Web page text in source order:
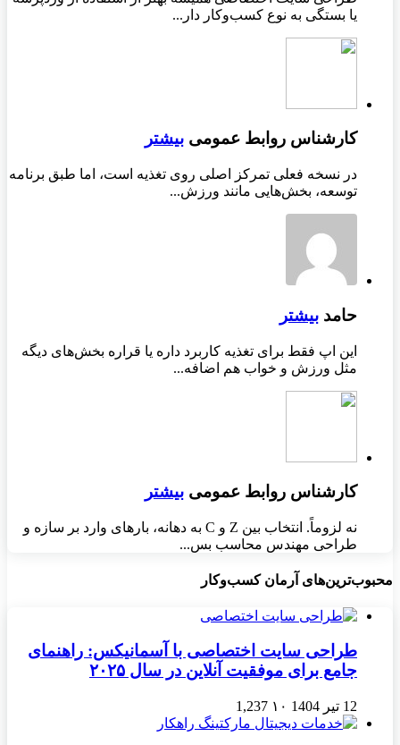
یا بستگی به نوع کسب‌وکار دار...
کارشناس روابط عمومی بیشتر
در نسخه فعلی تمرکز اصلی روی تغذیه است، اما طبق برنامه
توسعه، بخش‌هایی مانند ورزش...
حامد بیشتر
این اپ فقط برای تغذیه کاربرد داره یا قراره بخش‌های دیگه
مثل ورزش و خواب هم اضافه...
کارشناس روابط عمومی بیشتر
نه لزوماً. انتخاب بین Z و C به دهانه، بارهای وارد بر سازه و
طراحی مهندس محاسب بس...
محبوب‌ترین‌های آرمان کسب‌وکار
طراحی سایت اختصاصی با آسمانیکس: راهنمای
جامع برای موفقیت آنلاین در سال ۲۰۲۵
12 تیر 1404 ۱۰ 1,237